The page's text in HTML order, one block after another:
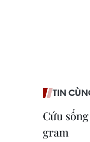
TIN
Cứu
gram